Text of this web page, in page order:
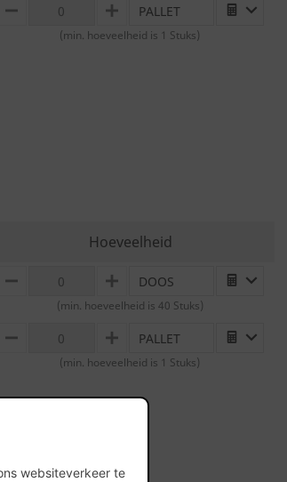
websiteverkeer te
MINUS PLUSPALLET
(min. hoeveelheid is 1 Stuks)
Hoeveelheid
MINUS PLUSDOOS
(min. hoeveelheid is 40 Stuks)
MINUS PLUSPALLET
(min. hoeveelheid is 1 Stuks)